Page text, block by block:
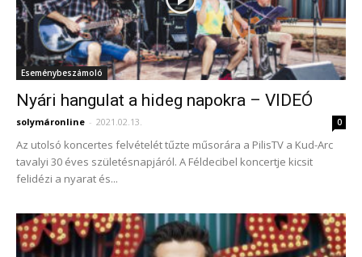
Eseménybeszámoló
Nyári hangulat a hideg napokra – VIDEÓ
solymáronline - 2021.02.13. 0
Az utolsó koncertes felvételét tűzte műsorára a PilisTV a Kud-Arc
tavalyi 30 éves születésnapjáról. A Féldecibel koncertje kicsit
felidézi a nyarat és...